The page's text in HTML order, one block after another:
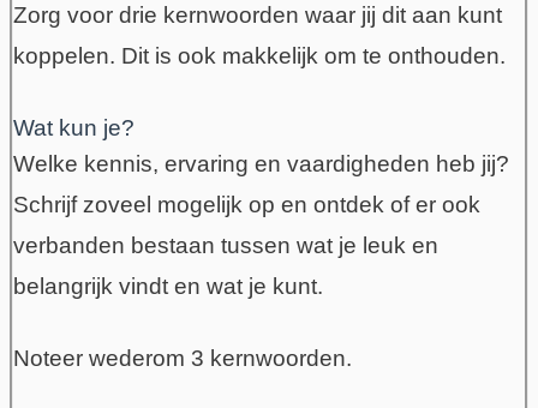
Zorg voor drie kernwoorden waar jij dit aan kunt
koppelen. Dit is ook makkelijk om te onthouden.
Wat kun je?
Welke kennis, ervaring en vaardigheden heb jij?
Schrijf zoveel mogelijk op en ontdek of er ook
verbanden bestaan tussen wat je leuk en
belangrijk vindt en wat je kunt.
Noteer wederom 3 kernwoorden.